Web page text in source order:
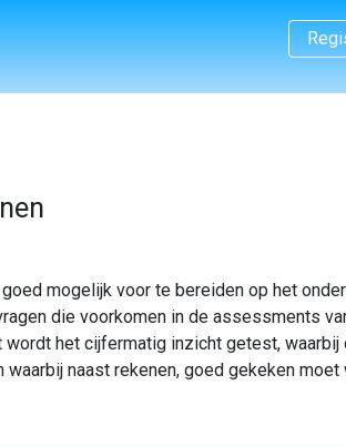
mogelijk voor te bereiden op het
die voorkomen in de assessments
het cijfermatig inzicht getest, waarbij
naast rekenen, goed gekeken